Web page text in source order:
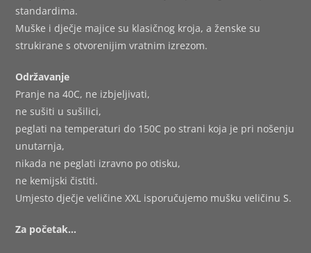
standardima.
Muške i dječje majice su klasičnog kroja, a ženske su
strukirane s otvorenijim vratnim izrezom.
Održavanje
Pranje na 40C, ne izbjeljivati,
ne sušiti u sušilici,
peglati na temperaturi do 150C po strani koja je pri nošenju
unutarnja,
nikada ne peglati izravno po otisku,
ne kemijski čistiti.
Umjesto dječje veličine XXL isporučujemo mušku veličinu S.
Za početak…